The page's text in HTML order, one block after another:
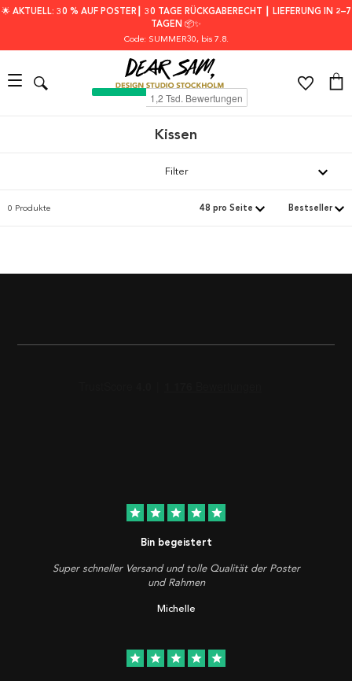
🌟 AKTUELL: 30 % AUF POSTER┃ 30 TAGE RÜCKGABERECHT ┃ LIEFERUNG IN 2–7
TAGEN 📦✨
Code: SUMMER30, bis 7.8.
Kissen
Filter
0 Produkte
star star star star star
Bin begeistert
Super schneller Versand und tolle Qualität der Poster
und Rahmen
Michelle
star star star star star